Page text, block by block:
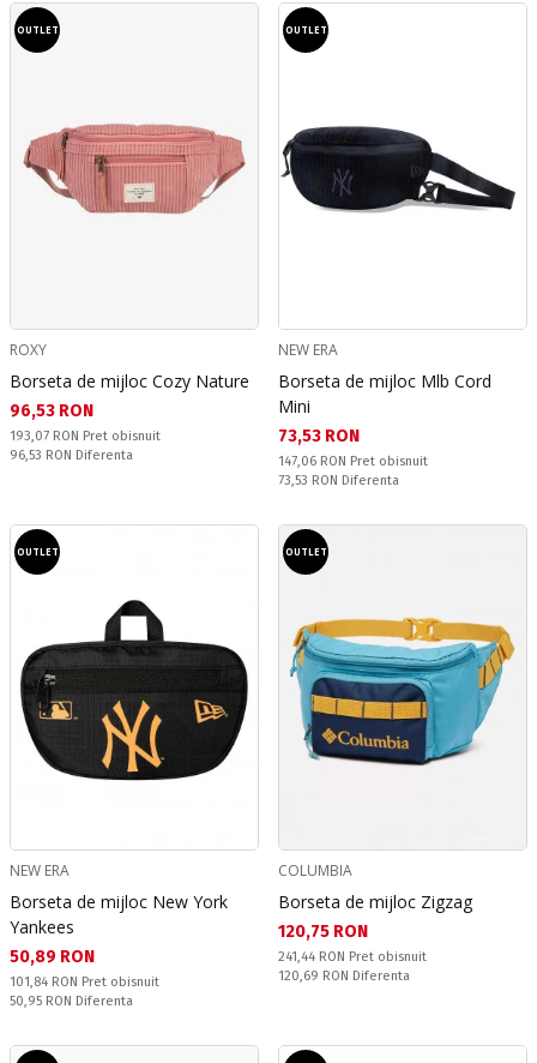
OUTLET
ROXY
Borseta de mijloc Cozy Nature
Текуща цена:
96,53 RON
Pret obisnuit:
193,07 RON Pret obisnuit
Спестявате:
96,53 RON Diferenta
OUTLET
NEW ERA
Borseta de mijloc Mlb Cord
Mini
Текуща цена:
73,53 RON
Pret obisnuit:
147,06 RON Pret obisnuit
Спестявате:
73,53 RON Diferenta
OUTLET
NEW ERA
Borseta de mijloc New York
Yankees
Текуща цена:
50,89 RON
Pret obisnuit:
101,84 RON Pret obisnuit
Спестявате:
50,95 RON Diferenta
OUTLET
COLUMBIA
Borseta de mijloc Zigzag
Текуща цена:
120,75 RON
Pret obisnuit:
241,44 RON Pret obisnuit
Спестявате:
120,69 RON Diferenta